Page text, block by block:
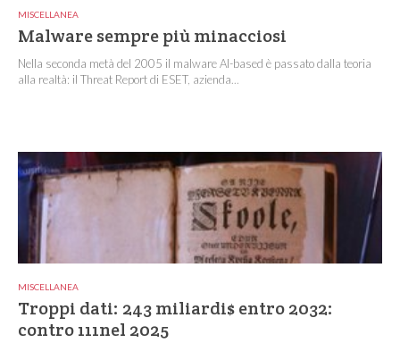
MISCELLANEA
Malware sempre più minacciosi
Nella seconda metà del 2005 il malware AI-based è passato dalla teoria
alla realtà: il Threat Report di ESET, azienda...
MISCELLANEA
Troppi dati: 243 miliardi$ entro 2032:
contro 111nel 2025